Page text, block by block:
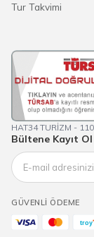
Tur Takvimi
HAT34 TURİZM -
Bültene Kayıt Ol
GÜVENLI ÖDEME